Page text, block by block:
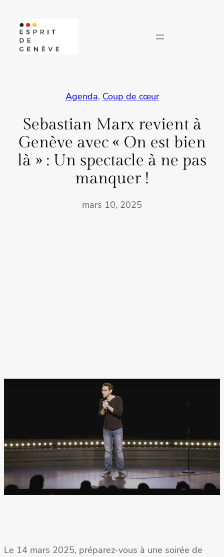
contenu
Agenda, Coup de cœur
Sebastian Marx revient à
Genève avec « On est bien
là » : Un spectacle à ne pas
manquer !
mars 10, 2025
Le 14 mars 2025, préparez-vous à une soirée de